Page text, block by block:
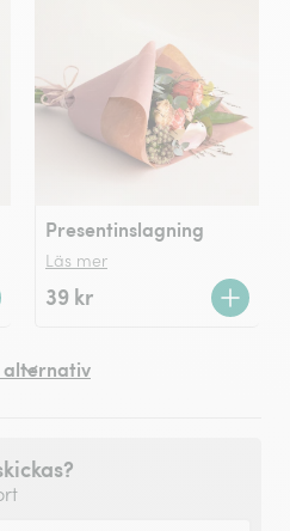
Presentinslagning
Läs mer
39 kr
alternativ